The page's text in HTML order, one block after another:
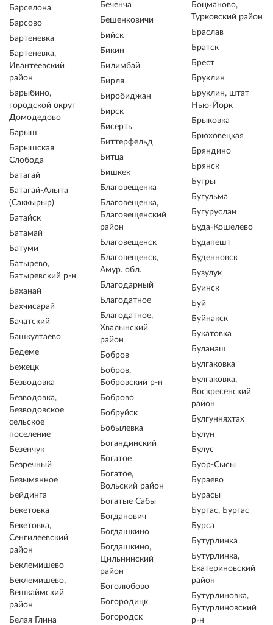
Барселона
Барсово
Бартеневка
Бартеневка,
Ивантеевский
район
Барыбино,
городской округ
Домодедово
Барыш
Барышская
Слобода
Батагай
Батагай-Алыта
(Саккырыр)
Батайск
Батамай
Батуми
Батырево,
Батыревский р-н
Баханай
Бахчисарай
Бачатский
Башкултаево
Бедеме
Бежецк
Безводовка
Безводовка,
Безводовское
сельское
поселение
Безенчук
Безречный
Безымянное
Бейдинга
Бекетовка
Бекетовка,
Сенгилеевский
район
Беклемишево
Беклемишево,
Вешкаймский
район
Белая Глина
Беченча
Бешенковичи
Бийск
Бикин
Билимбай
Бирля
Биробиджан
Бирск
Бисерть
Биттерфельд
Битца
Бишкек
Благовещенка
Благовещенка,
Благовещенский
район
Благовещенск
Благовещенск,
Амур. обл.
Благодарный
Благодатное
Благодатное,
Хвалынский
район
Бобров
Бобров,
Бобровский р-н
Боброво
Бобруйск
Бобылевка
Богандинский
Богатое
Богатое,
Вольский район
Богатые Сабы
Богданович
Богдашкино
Богдашкино,
Цильнинский
район
Боголюбово
Богородицк
Богородск
Боцманово,
Турковский район
Браслав
Братск
Брест
Бруклин
Бруклин, штат
Нью-Йорк
Брыковка
Брюховецкая
Бряндино
Брянск
Бугры
Бугульма
Бугуруслан
Буда-Кошелево
Будапешт
Буденновск
Бузулук
Буинск
Буй
Буйнакск
Букатовка
Буланаш
Булгаковка
Булгаковка,
Воскресенский
район
Булгунняхтах
Булун
Булус
Буор-Сысы
Бураево
Бурасы
Бургас, Бургас
Бурса
Бутурлинка
Бутурлинка,
Екатериновский
район
Бутурлиновка,
Бутурлиновский
р-н